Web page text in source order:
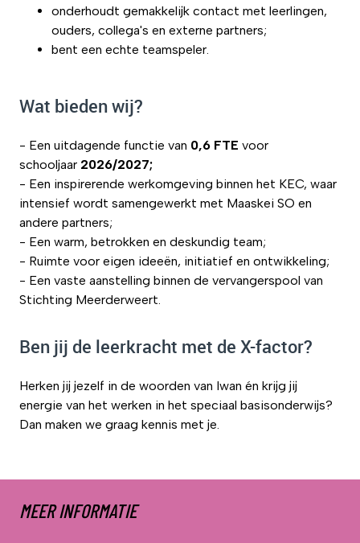
onderhoudt gemakkelijk contact met leerlingen,
ouders, collega's en externe partners;
bent een echte teamspeler.
Wat bieden wij?
- Een uitdagende functie van 0,6 FTE voor
schooljaar 2026/2027;
- Een inspirerende werkomgeving binnen het KEC, waar
intensief wordt samengewerkt met Maaskei SO en
andere partners;
- Een warm, betrokken en deskundig team;
- Ruimte voor eigen ideeën, initiatief en ontwikkeling;
- Een vaste aanstelling binnen de vervangerspool van
Stichting Meerderweert.
Ben jij de leerkracht met de X-factor?
Herken jij jezelf in de woorden van Iwan én krijg jij
energie van het werken in het speciaal basisonderwijs?
Dan maken we graag kennis met je.
MEER INFORMATIE